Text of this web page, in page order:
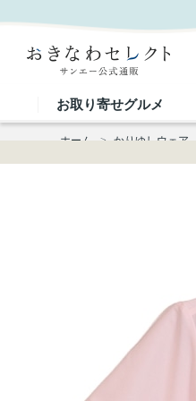
お取り寄せグルメ
ホーム > かりゆしウェア